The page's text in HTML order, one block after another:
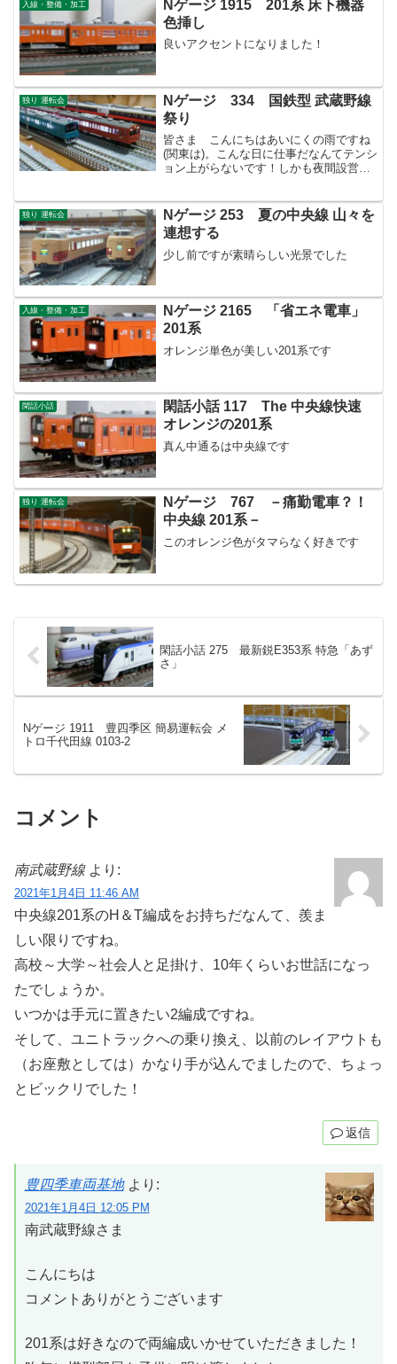
入線・整備・加工
Nゲージ 1915 201系 床下機器
色挿し
良いアクセントになりました！
独り 運転会
Nゲージ 334 国鉄型 武蔵野線
祭り
皆さま こんにちはあいにくの雨ですね
(関東は)。こんな日に仕事だなんてテンシ
ョン上がらないです！しかも夜間設営の
分補給しておりました。ついこの間まで
武蔵野線で見られた光...
独り 運転会
Nゲージ 253 夏の中央線 山々を
連想する
少し前ですが素晴らしい光景でした
入線・整備・加工
Nゲージ 2165 「省エネ電車」
201系
オレンジ単色が美しい201系です
閑話小話
閑話小話 117 The 中央線快速
オレンジの201系
真ん中通るは中央線です
独り 運転会
Nゲージ 767 －痛勤電車？！
中央線 201系－
このオレンジ色がタマらなく好きです
閑話小話 275 最新鋭E353系 特急「あず
さ」
Nゲージ 1911 豊四季区 簡易運転会 メ
トロ千代田線 0103-2
コメント
南武蔵野線 より:
2021年1月4日 11:46 AM
中央線201系のH＆T編成をお持ちだなんて、羨ま
しい限りですね。
高校～大学～社会人と足掛け、10年くらいお世話になっ
たでしょうか。
いつかは手元に置きたい2編成ですね。
そして、ユニトラックへの乗り換え、以前のレイアウトも
（お座敷としては）かなり手が込んでましたので、ちょっ
とビックリでした！
返信
豊四季車両基地 より:
2021年1月4日 12:05 PM
南武蔵野線さま
こんにちは
コメントありがとうございます
201系は好きなので両編成いかせていただきました！